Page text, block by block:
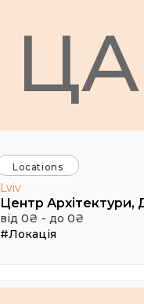
ЦА
Locations
Lviv
від 0₴ - до 0₴
#Локація